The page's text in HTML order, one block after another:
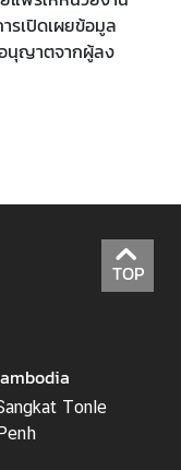
รเปิดเผยข้อมูล
นุญาตจากผู้ลง
TOP
Tonle